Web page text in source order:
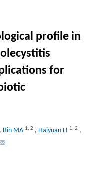
profile in
for
, Bin MA 1, 2 , Haiyuan LI 1, 2 ,